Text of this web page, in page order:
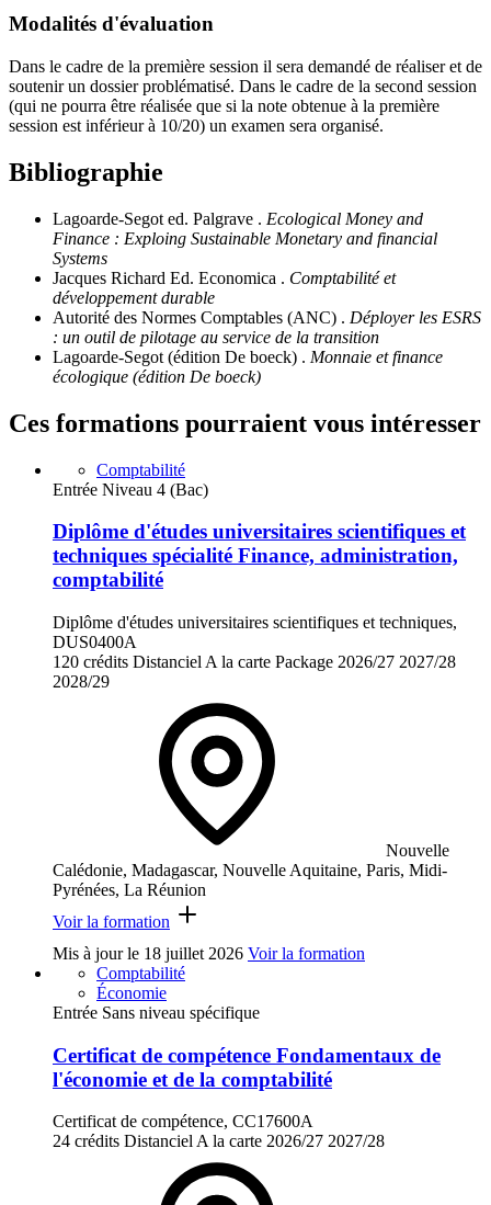
Modalités d'évaluation
Dans le cadre de la première session il sera demandé de réaliser et de
soutenir un dossier problématisé. Dans le cadre de la second session
(qui ne pourra être réalisée que si la note obtenue à la première
session est inférieur à 10/20) un examen sera organisé.
Bibliographie
Lagoarde-Segot ed. Palgrave . Ecological Money and
Finance : Exploing Sustainable Monetary and financial
Systems
Jacques Richard Ed. Economica . Comptabilité et
développement durable
Autorité des Normes Comptables (ANC) . Déployer les ESRS
: un outil de pilotage au service de la transition
Lagoarde-Segot (édition De boeck) . Monnaie et finance
écologique (édition De boeck)
Ces formations pourraient vous intéresser
Comptabilité
Entrée Niveau 4 (Bac)
Diplôme d'études universitaires scientifiques et
techniques spécialité Finance, administration,
comptabilité
Diplôme d'études universitaires scientifiques et techniques,
DUS0400A
120 crédits Distanciel A la carte Package 2026/27 2027/28
2028/29
Nouvelle
Calédonie, Madagascar, Nouvelle Aquitaine, Paris, Midi-
Pyrénées, La Réunion
Voir la formation
Mis à jour le 18 juillet 2026 Voir la formation
Comptabilité
Économie
Entrée Sans niveau spécifique
Certificat de compétence Fondamentaux de
l'économie et de la comptabilité
Certificat de compétence, CC17600A
24 crédits DistancielA la carte 2026/27 2027/28